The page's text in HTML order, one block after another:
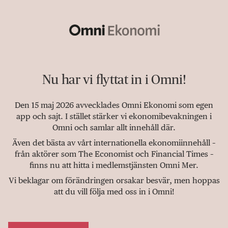
Nu har vi flyttat in i Omni!
Den 15 maj 2026 avvecklades Omni Ekonomi som egen
app och sajt. I stället stärker vi ekonomibevakningen i
Omni och samlar allt innehåll där.
Även det bästa av vårt internationella ekonomiinnehåll –
från aktörer som The Economist och Financial Times –
finns nu att hitta i medlemstjänsten Omni Mer.
Vi beklagar om förändringen orsakar besvär, men hoppas
att du vill följa med oss in i Omni!